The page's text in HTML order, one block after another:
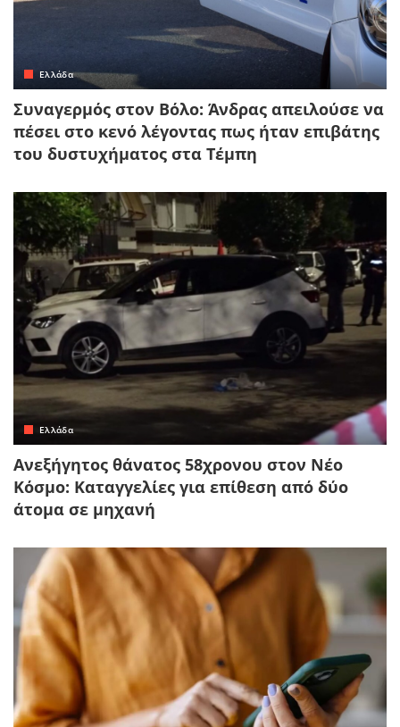
Ελλάδα
Συναγερμός στον Βόλο: Άνδρας απειλούσε να
πέσει στο κενό λέγοντας πως ήταν επιβάτης
του δυστυχήματος στα Τέμπη
Ελλάδα
Ανεξήγητος θάνατος 58χρονου στον Νέο
Κόσμο: Καταγγελίες για επίθεση από δύο
άτομα σε μηχανή